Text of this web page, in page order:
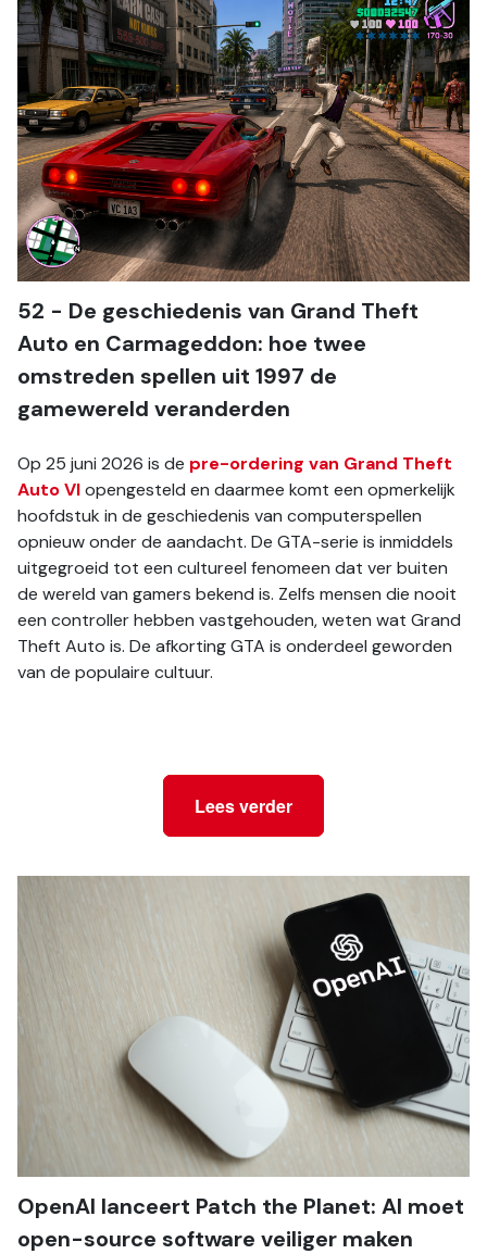
52 - De geschiedenis van Grand Theft
Auto en Carmageddon: hoe twee
omstreden spellen uit 1997 de
gamewereld veranderden
Op 25 juni 2026 is de pre-ordering van Grand Theft
Auto VI opengesteld en daarmee komt een opmerkelijk
hoofdstuk in de geschiedenis van computerspellen
opnieuw onder de aandacht. De GTA-serie is inmiddels
uitgegroeid tot een cultureel fenomeen dat ver buiten
de wereld van gamers bekend is. Zelfs mensen die nooit
een controller hebben vastgehouden, weten wat Grand
Theft Auto is. De afkorting GTA is onderdeel geworden
van de populaire cultuur.
Lees verder
OpenAI lanceert Patch the Planet: AI moet
open-source software veiliger maken